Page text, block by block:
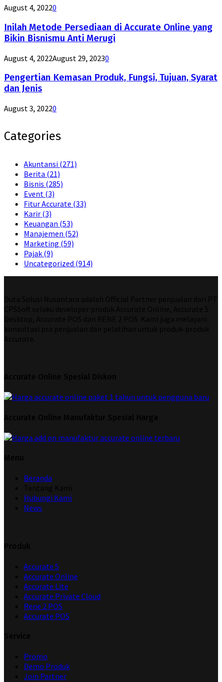
August 4, 20220
Inilah Metode Persediaan di Accurate Online yang
Bikin Bisnismu Anti Merugi
August 4, 2022August 29, 20230
Pengertian Kemasan Produk, Fungsi, Tujuan, Syarat
dan Jenis
August 3, 20220
Categories
Akuntansi (271)
Berita (21)
Bisnis (285)
Event (3)
Fitur Accurate (33)
Karir (3)
Keuangan (53)
Manajemen (52)
Marketing (59)
Pajak (9)
Uncategorized (914)
Beranda
Hubungi Kami
News
Accurate 5
Accurate Online
Accurate Lite
Accurate Private Cloud
Rene 2 POS
Accurate POS
Promo
Demo Produk
Join Partner